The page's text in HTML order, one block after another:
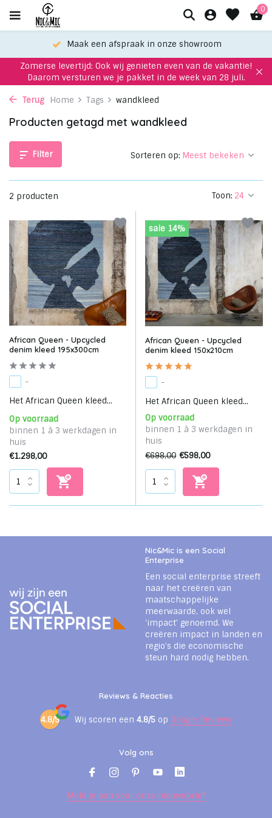
0
Maak een afspraak in onze showroom
Zomerse levertijd: Ook wij genieten even van de vakantie!
Daarom versturen we je pakket in de week van 28 juli.
Terug Home Tags wandkleed
Producten getagd met wandkleed
Filter
2 producten Toon:
Sorteren op:
African Queen - Upcycled
denim kleed 195x300cm
-
Het African Queen kleed...
Op voorraad
binnen 1 à 3 werkdagen in
huis
€1.298,00
sale 14%
African Queen - Upcycled
denim kleed 150x210cm
-
Het African Queen kleed...
Op voorraad
binnen 1 à 3 werkdagen in
huis
€698,00 €598,00
Nic&Mic is een Social
Enterprise
Een social enterprise streeft
naar het creëren van
maatschappelijke
meerwaarde, ook wel
‘impact’ genoemd. We
creëren impact in landen en
regio’s die economische
steun hard nodig hebben.
Reviews & Reacties
4.8/5 Wij scoren een 4.8/5 op Google Reviews
Volg ons
Meld je aan voor onze nieuwsbrief